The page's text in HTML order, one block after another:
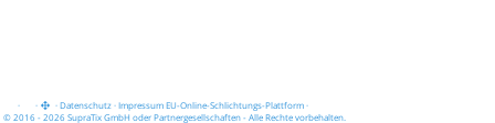
· · ·Datenschutz·Impressum EU-Online-Schlichtungs-Plattform·
© 2016 - 2026 SupraTix GmbH oder Partnergesellschaften - Alle Rechte vorbehalten.